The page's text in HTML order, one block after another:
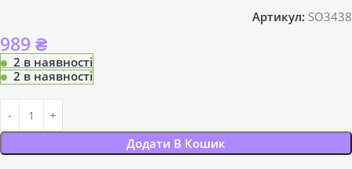
Артикул: SO3438
989 ₴
2 в наявності
2 в наявності
Додати В Кошик